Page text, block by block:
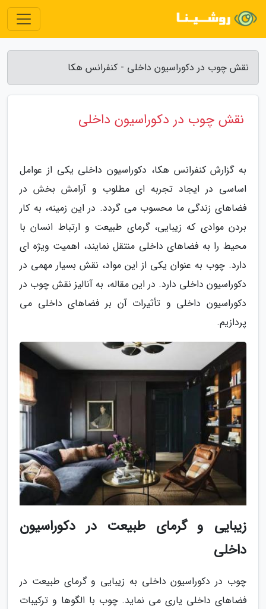
نقش چوب در دکوراسیون داخلی - کنفرانس هکا
نقش چوب در دکوراسیون داخلی
به گزارش کنفرانس هکا، دکوراسیون داخلی یکی از عوامل
اساسی در ایجاد تجربه ای مطلوب و آرامش بخش در
فضاهای زندگی ما محسوب می گردد. در این زمینه، به کار
بردن موادی که زیبایی، گرمای طبیعت و ارتباط انسان با
محیط را به فضاهای داخلی منتقل نمایند، اهمیت ویژه ای
دارد. چوب به عنوان یکی از این مواد، نقش بسیار مهمی در
دکوراسیون داخلی دارد. در این مقاله، به آنالیز نقش چوب در
دکوراسیون داخلی و تأثیرات آن بر فضاهای داخلی می
پردازیم.
زیبایی و گرمای طبیعت در دکوراسیون
داخلی
چوب در دکوراسیون داخلی به زیبایی و گرمای طبیعت در
فضاهای داخلی یاری می نماید. چوب با الگوها و ترکیبات